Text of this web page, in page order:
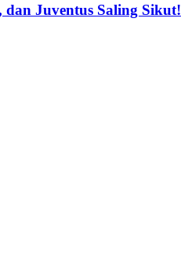
Juventus Saling Sikut!